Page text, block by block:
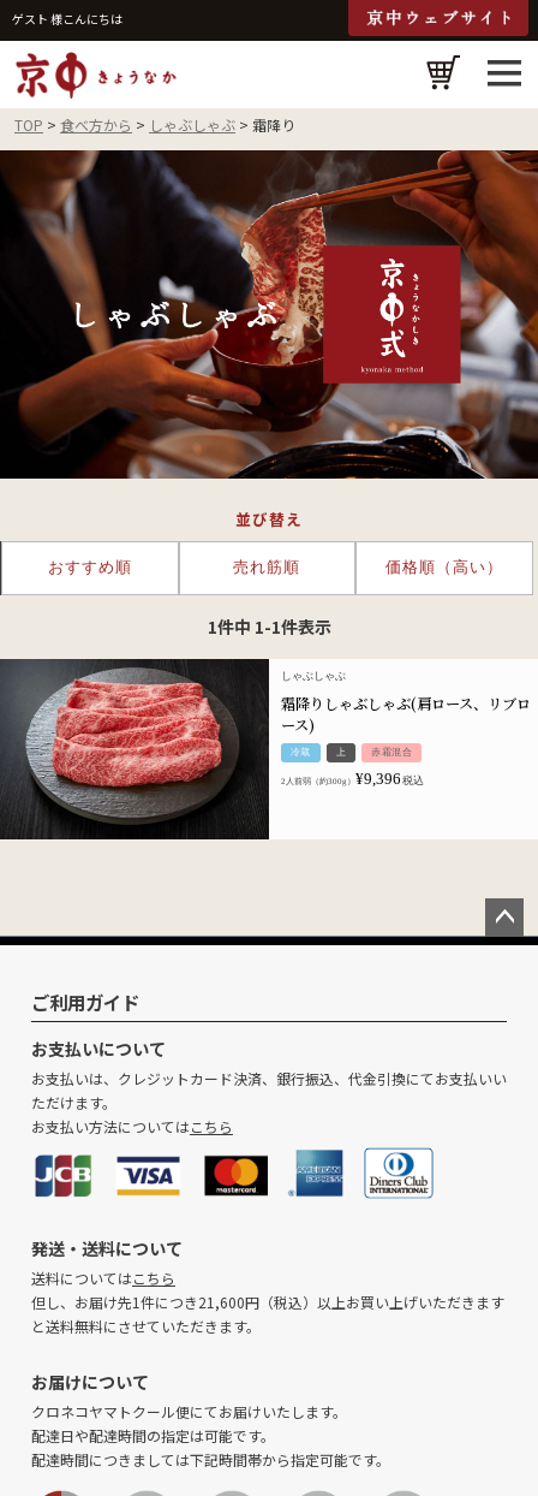
ゲスト 様こんにちは
TOP 食べ方から しゃぶしゃぶ 霜降り
並び替え
おすすめ順 売れ筋順 価格順（高い）
1件中 1-1件表示
しゃぶしゃぶ
霜降りしゃぶしゃぶ(肩ロース、リブロ
ース)
冷蔵 上 赤霜混合
2人前弱（約300g） ¥9,396 税込
ペー
へ
ご利用ガイド
お支払いについて
お支払いは、クレジットカード決済、銀行振込、代金引換にてお支払いい
ただけます。
お支払い方法についてはこちら
発送・送料について
送料についてはこちら
但し、お届け先1件につき21,600円（税込）以上お買い上げいただきます
と送料無料にさせていただきます。
お届けについて
クロネコヤマトクール便にてお届けいたします。
配達日や配達時間の指定は可能です。
配達時間につきましては下記時間帯から指定可能です。